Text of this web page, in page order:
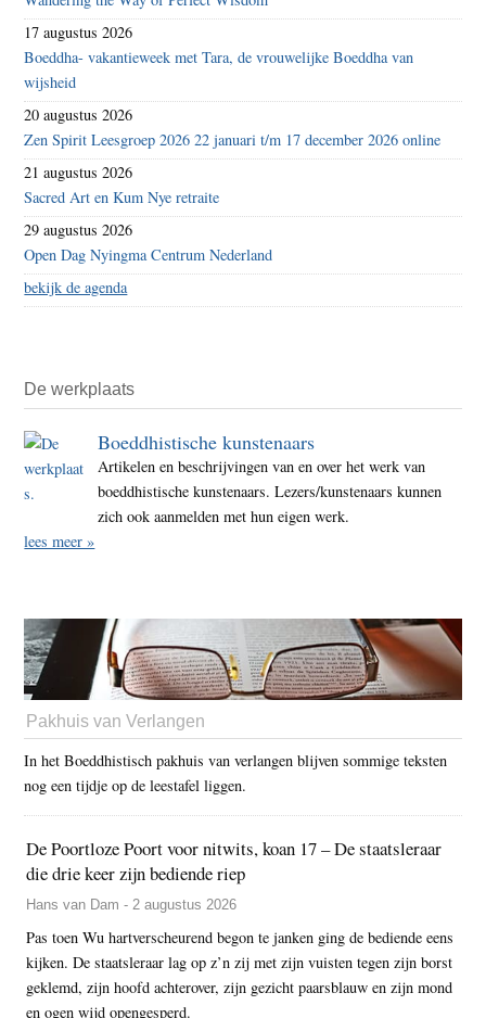
17 augustus 2026
Boeddha- vakantieweek met Tara, de vrouwelijke Boeddha van
wijsheid
20 augustus 2026
Zen Spirit Leesgroep 2026 22 januari t/m 17 december 2026 online
21 augustus 2026
Sacred Art en Kum Nye retraite
29 augustus 2026
Open Dag Nyingma Centrum Nederland
bekijk de agenda
De werkplaats
Boeddhistische kunstenaars
Artikelen en beschrijvingen van en over het werk van
boeddhistische kunstenaars. Lezers/kunstenaars kunnen
zich ook aanmelden met hun eigen werk.
lees meer »
Pakhuis van Verlangen
In het Boeddhistisch pakhuis van verlangen blijven sommige teksten
nog een tijdje op de leestafel liggen.
De Poortloze Poort voor nitwits, koan 17 – De staatsleraar
die drie keer zijn bediende riep
Hans van Dam - 2 augustus 2026
Pas toen Wu hartverscheurend begon te janken ging de bediende eens
kijken. De staatsleraar lag op z’n zij met zijn vuisten tegen zijn borst
geklemd, zijn hoofd achterover, zijn gezicht paarsblauw en zijn mond
en ogen wijd opengesperd.